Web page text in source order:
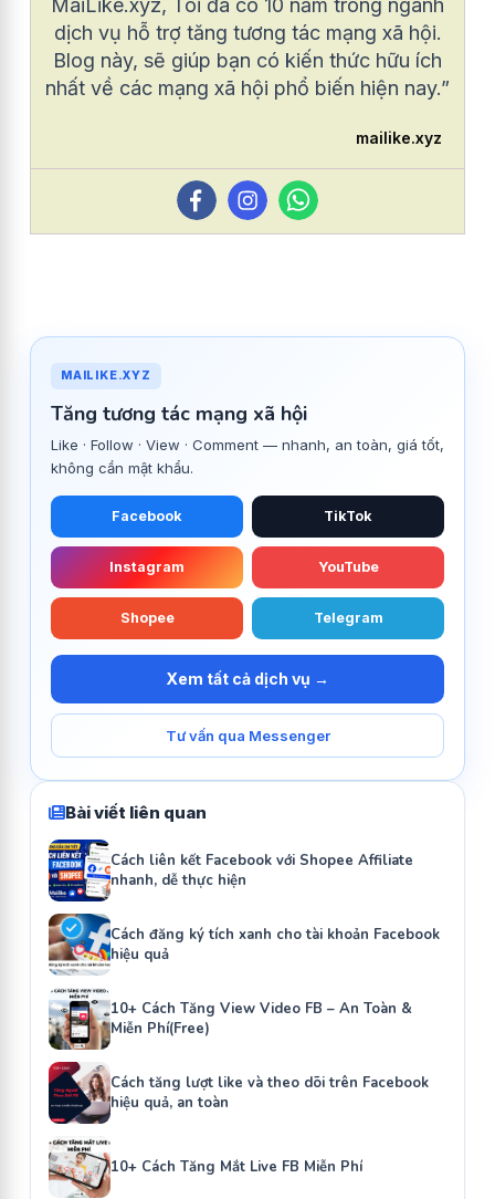
MaiLike.xyz, Tôi đã có 10 năm trong ngành
dịch vụ hỗ trợ tăng tương tác mạng xã hội.
Blog này, sẽ giúp bạn có kiến thức hữu ích
nhất về các mạng xã hội phổ biến hiện nay.”
mailike.xyz
MAILIKE.XYZ
Tăng tương tác mạng xã hội
Like · Follow · View · Comment — nhanh, an toàn, giá tốt,
không cần mật khẩu.
Facebook TikTok
Instagram YouTube
Shopee Telegram
Xem tất cả dịch vụ →
Tư vấn qua Messenger
Bài viết liên quan
Cách liên kết Facebook với Shopee Affiliate
nhanh, dễ thực hiện
Cách đăng ký tích xanh cho tài khoản Facebook
hiệu quả
10+ Cách Tăng View Video FB – An Toàn &
Miễn Phí(Free)
Cách tăng lượt like và theo dõi trên Facebook
hiệu quả, an toàn
10+ Cách Tăng Mắt Live FB Miễn Phí